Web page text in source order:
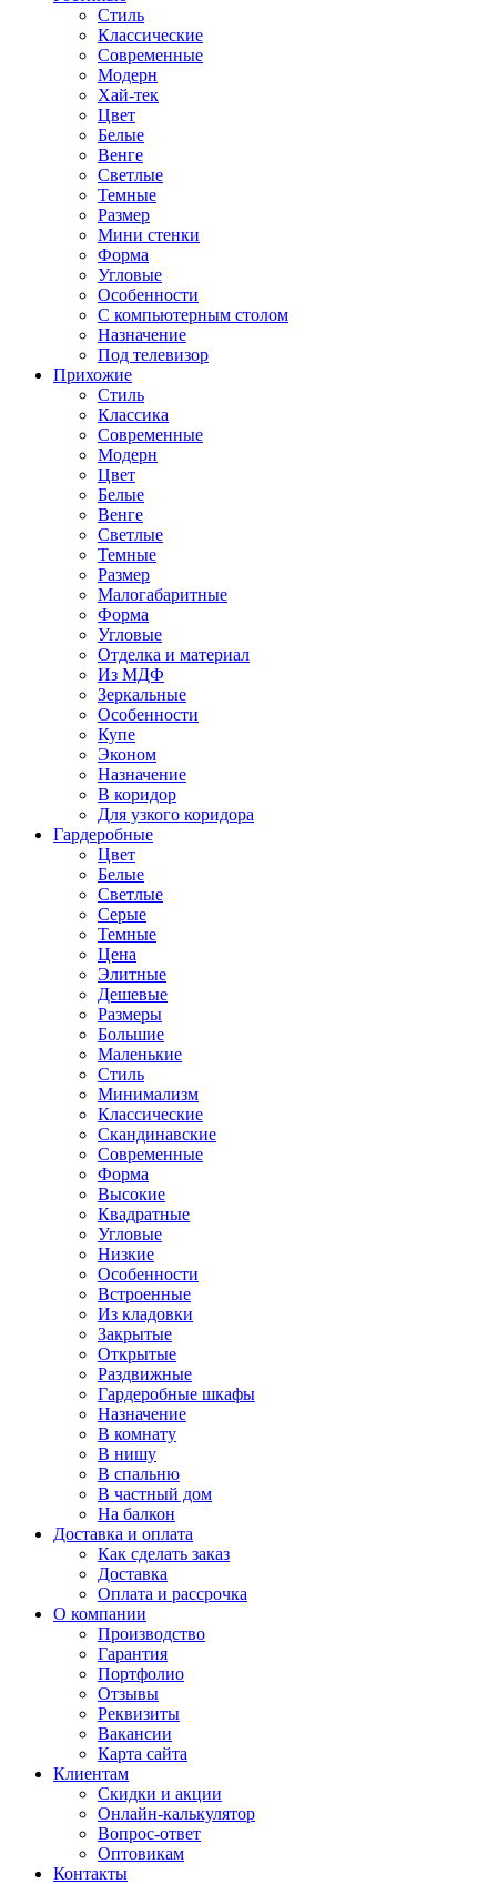
Стиль
Классические
Современные
Модерн
Хай-тек
Цвет
Белые
Венге
Светлые
Темные
Размер
Мини стенки
Форма
Угловые
Особенности
С компьютерным столом
Назначение
Под телевизор
Прихожие
Стиль
Классика
Современные
Модерн
Цвет
Белые
Венге
Светлые
Темные
Размер
Малогабаритные
Форма
Угловые
Отделка и материал
Из МДФ
Зеркальные
Особенности
Купе
Эконом
Назначение
В коридор
Для узкого коридора
Гардеробные
Цвет
Белые
Светлые
Серые
Темные
Цена
Элитные
Дешевые
Размеры
Большие
Маленькие
Стиль
Минимализм
Классические
Скандинавские
Современные
Форма
Высокие
Квадратные
Угловые
Низкие
Особенности
Встроенные
Из кладовки
Закрытые
Открытые
Раздвижные
Гардеробные шкафы
Назначение
В комнату
В нишу
В спальню
В частный дом
На балкон
Доставка и оплата
Как сделать заказ
Доставка
Оплата и рассрочка
О компании
Производство
Гарантия
Портфолио
Отзывы
Реквизиты
Вакансии
Карта сайта
Клиентам
Скидки и акции
Онлайн-калькулятор
Вопрос-ответ
Оптовикам
Контакты